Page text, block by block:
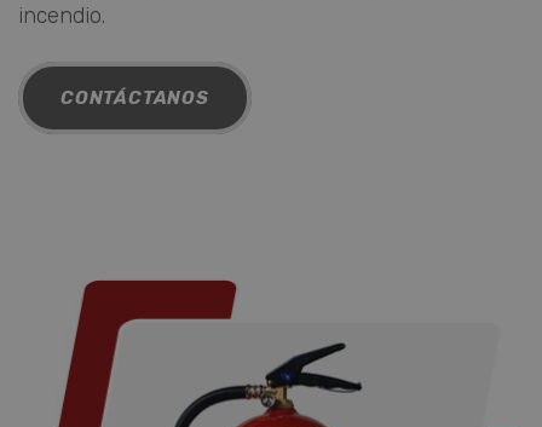
incendio.
CONTÁCTANOS